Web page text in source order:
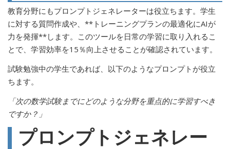
教育分野にもプロンプトジェネレーターは役立ちます。学生
に対する質問作成や、**トレーニングプランの最適化にAIが
力を発揮**します。このツールを日常の学習に取り入れるこ
とで、学習効率を15％向上させることが確認されています。
試験勉強中の学生であれば、以下のようなプロンプトが役立
ちます。
「次の数学試験までにどのような分野を重点的に学習すべき
ですか？」
プロンプトジェネレー